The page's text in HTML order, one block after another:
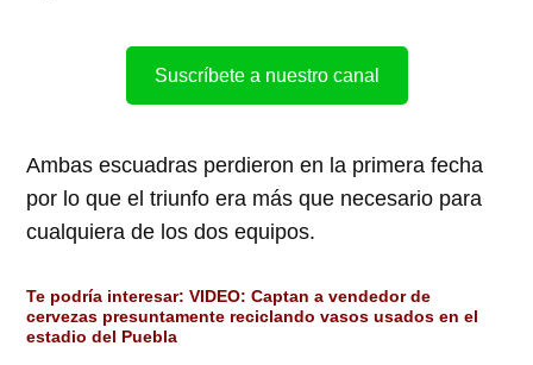
Suscríbete a nuestro canal
Ambas escuadras perdieron en la primera fecha
por lo que el triunfo era más que necesario para
cualquiera de los dos equipos.
Te podría interesar:VIDEO: Captan a vendedor de
cervezas presuntamente reciclando vasos usados en el
estadio del Puebla